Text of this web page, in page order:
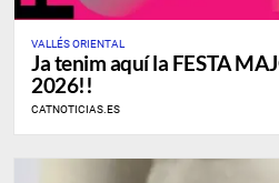
VALLÉS ORIENTAL
Ja tenim aquí la FESTA
2026!!
CATNOTICIAS.ES